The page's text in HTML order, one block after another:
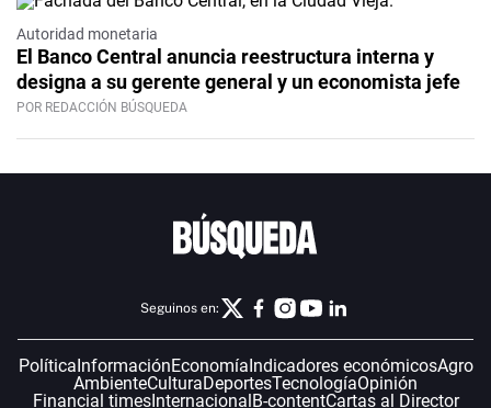
Autoridad monetaria
El Banco Central anuncia reestructura interna y
designa a su gerente general y un economista jefe
POR REDACCIÓN BÚSQUEDA
Seguinos en:
PolíticaInformaciónEconomíaIndicadores económicosAgro
AmbienteCulturaDeportesTecnologíaOpinión
Financial timesInternacionalB-contentCartas al Director